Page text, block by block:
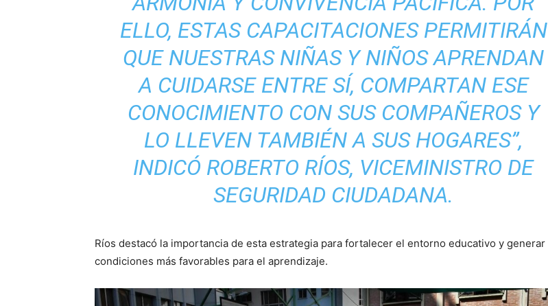
ELLO, ESTAS CAPACITACIONES PERMITIRÁN
QUE NUESTRAS NIÑAS Y NIÑOS APRENDAN
A CUIDARSE ENTRE SÍ, COMPARTAN ESE
CONOCIMIENTO CON SUS COMPAÑEROS Y
LO LLEVEN TAMBIÉN A SUS HOGARES”,
INDICÓ ROBERTO RÍOS, VICEMINISTRO DE
SEGURIDAD CIUDADANA.
Ríos destacó la importancia de esta estrategia para fortalecer el entorno educativo y generar
condiciones más favorables para el aprendizaje.